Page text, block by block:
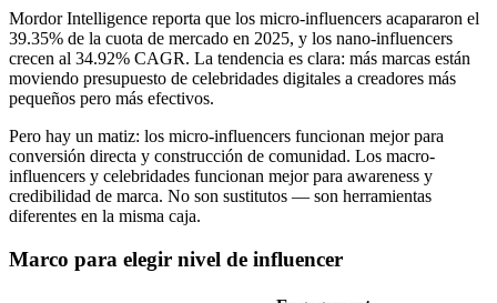
Mordor Intelligence reporta que los micro-influencers acapararon el
39.35% de la cuota de mercado en 2025, y los nano-influencers
crecen al 34.92% CAGR. La tendencia es clara: más marcas están
moviendo presupuesto de celebridades digitales a creadores más
pequeños pero más efectivos.
Pero hay un matiz: los micro-influencers funcionan mejor para
conversión directa y construcción de comunidad. Los macro-
influencers y celebridades funcionan mejor para awareness y
credibilidad de marca. No son sustitutos — son herramientas
diferentes en la misma caja.
Marco para elegir nivel de influencer